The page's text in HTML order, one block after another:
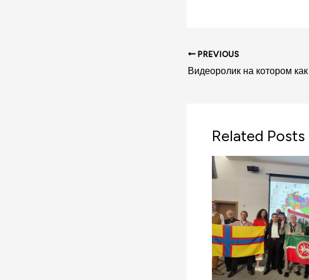
PREVIOUS
Related Posts